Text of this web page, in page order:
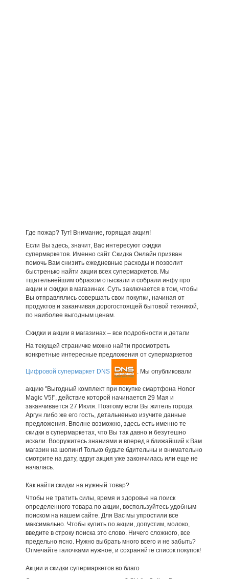
Где пожар? Тут! Внимание, горящая акция!
Если Вы здесь, значит, Вас интересуют скидки
супермаркетов. Именно сайт Скидка Онлайн призван
помочь Вам снизить ежедневные расходы и позволит
быстренько найти акции всех супермаркетов. Мы
тщательнейшим образом отыскали и собрали инфу про
акции и скидки в магазинах. Суть заключается в том, чтобы
Вы отправлялись совершать свои покупки, начиная от
продуктов и заканчивая дорогостоящей бытовой техникой,
по наиболее выгодным ценам.
Скидки и акции в магазинах – все подробности и детали
На текущей страничке можно найти просмотреть
конкретные интересные предложения от супермаркетов
Цифровой супермаркет DNS . Мы опубликовали
акцию "Выгодный комплект при покупке смартфона Honor
Magic V5!", действие которой начинается 29 Мая и
заканчивается 27 Июля. Поэтому если Вы житель города
Аргун либо же его гость, детальненько изучите данные
предложения. Вполне возможно, здесь есть именно те
скидки в супермаркетах, что Вы так давно и безутешно
искали. Вооружитесь знаниями и вперед в ближайший к Вам
магазин на шопинг! Только будьте бдительны и внимательно
смотрите на дату, вдруг акция уже закончилась или еще не
началась.
Как найти скидки на нужный товар?
Чтобы не тратить силы, время и здоровье на поиск
определенного товара по акции, воспользуйтесь удобным
поиском на нашем сайте. Для Вас мы упростили все
максимально. Чтобы купить по акции, допустим, молоко,
введите в строку поиска это слово. Ничего сложного, все
предельно ясно. Нужно выбрать много всего и не забыть?
Отмечайте галочками нужное, и сохраняйте список покупок!
Акции и скидки супермаркетов во благо